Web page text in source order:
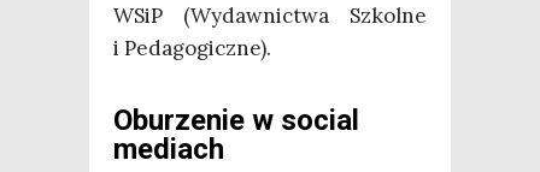
WSiP (Wydaw­nic­twa Szkol­ne
i Pedagogiczne).
Oburzenie w social
mediach